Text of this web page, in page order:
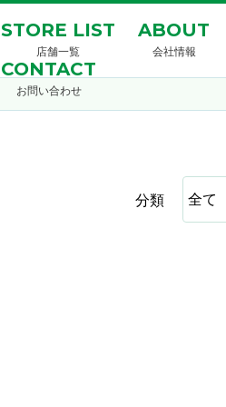
STORE LIST
店舗一覧
ABOUT
会社情報
CONTACT
お問い合わせ
分類